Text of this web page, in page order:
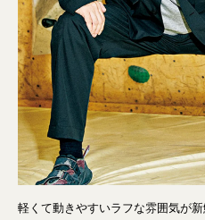
軽くて動きやすいラフな雰囲気が